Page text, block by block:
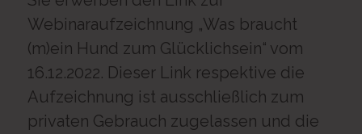
CHF35,00
CHF26,25.
Webinaraufzeichnung „Was braucht
(m)ein Hund zum Glücklichsein“ vom
16.12.2022. Dieser Link respektive die
Aufzeichnung ist ausschließlich zum
privaten Gebrauch zugelassen und die